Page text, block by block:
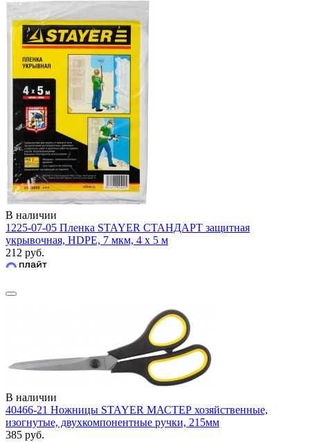
В наличии
1225-07-05 Пленка STAYER СТАНДАРТ защитная
укрывочная, HDPE, 7 мкм, 4 х 5 м
212 руб.
В наличии
40466-21 Ножницы STAYER МАСТЕР хозяйственные,
изогнутые, двухкомпонентные ручки, 215мм
385 руб.